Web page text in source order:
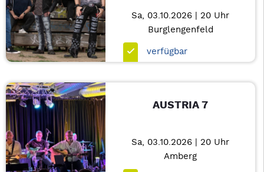
Sa, 03.10.2026 | 20 Uhr
Burglengenfeld
verfügbar
AUSTRIA 7
Sa, 03.10.2026 | 20 Uhr
Amberg